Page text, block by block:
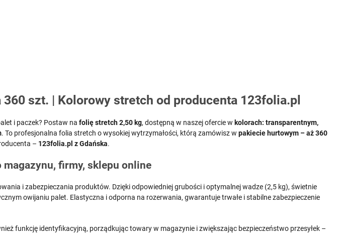
szt. | Kolorowy stretch od producenta 123folia.pl
i paczek? Postaw na folię stretch 2,50 kg, dostępną w naszej ofercie w kolorach: transparentnym,
. To profesjonalna folia stretch o wysokiej wytrzymałości, którą zamówisz w pakiecie hurtowym – aż 360
– 123folia.pl z Gdańska.
firmy, sklepu online
i zabezpieczania produktów. Dzięki odpowiedniej grubości i optymalnej wadze (2,5 kg), świetnie
owijaniu palet. Elastyczna i odporna na rozerwania, gwarantuje trwałe i stabilne zabezpieczenie
funkcję identyfikacyjną, porządkując towary w magazynie i zwiększając bezpieczeństwo przesyłek –